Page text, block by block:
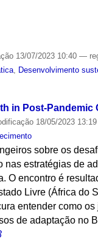
13/07/2023 10:40—
, Desenvolvimento
in Post-Pandemic
18/05/2023
sobre os
estratégias de
O encontro é
Livre (África do
entender como
de adaptação no